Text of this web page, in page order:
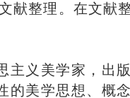
献整理。在文献
主义美学家，出
的美学思想、概